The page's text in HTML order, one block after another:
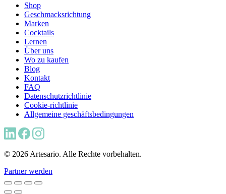
Shop
Geschmacksrichtung
Marken
Cocktails
Lernen
Über uns
Wo zu kaufen
Blog
Kontakt
FAQ
Datenschutzrichtlinie
Cookie-richtlinie
Allgemeine geschäftsbedingungen
© 2026 Artesario. Alle Rechte vorbehalten.
Partner werden